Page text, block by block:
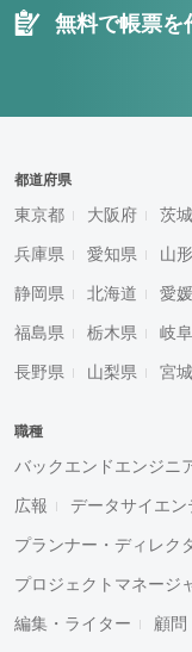
無料で帳票を
都道府県
東京都 大阪府 茨
兵庫県 愛知県 山
静岡県 北海道 愛
福島県 栃木県 岐
長野県 山梨県 宮
職種
バックエンドエンジニ
広報 データサイエン
プランナー・ディレク
プロジェクトマネージ
編集・ライター 顧問